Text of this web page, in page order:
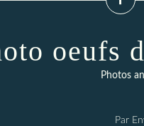
oeufs
Photos
Par